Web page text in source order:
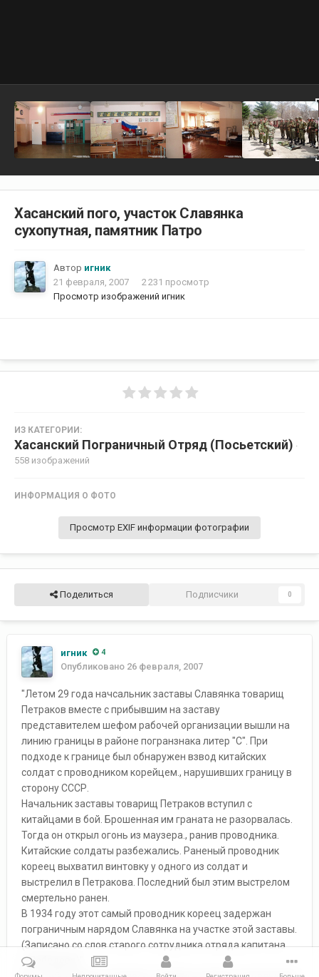
Хасанский пого, участок Славянка
сухопутная, памятник Патро
Автор игник
21 февраля, 2007
2 231 просмотр
Просмотр изображений игник
ИЗ КАТЕГОРИИ:
Хасанский Пограничный Отряд (Посьетский) ·
558 изображений
ИНФОРМАЦИЯ О ФОТО
Просмотр EXIF информации фотографии
Поделиться Подписчики 0
игник 4
Опубликовано 26 февраля, 2007
"Летом 29 года начсальник заставы Славянка товарищ
Петраков вместе с прибывшим на заставу
представителем шефом рабочей организации вышли на
линию границы в районе погранзнака литер "С". При
подходе к границе был обнаружен взвод китайских
солдат с проводником корейцем., нарушивших границу в
сторону СССР.
Начальник заставы товарищ Петраков вступил с
китайцами в бой. Брошенная им граната не разорвалась.
Тогда он открыл огонь из маузера., ранив проводника.
Китайские солдаты разбежались. Раненый проводник
кореец выхватил винтовку у одного из солдат и
выстрелил в Петракова. Последний был этим выстрелом
смертельно ранен.
В 1934 году этот самый проводник кореец задержан
пограничным нарядом Славянка на участке этой заставы.
(Записано со слов старого сотрудника отряда капитана
т.Лебедева)".